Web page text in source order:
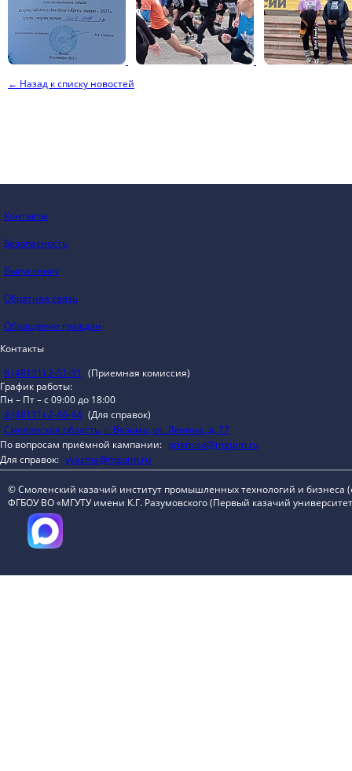
← Назад к списку новостей
Контакты
Безопасность
Выпускнику
Обратная связь
Обращение граждан
Контакты
8 (48131) 2-51-31 (Приемная комиссия)
График работы:
Пн – Пт – с 09:00 до 18:00
8 (48131) 2-46-44 (Для справок)
Смоленская область, г. Вязьма, ул. Ленина, д. 77
По вопросам приёмной кампании: priem.so@mgutm.ru
Для справок: vyazma@mgutm.ru
© Смоленский казачий институт промышленных технологий и бизнеса
ФГБОУ ВО «МГУТУ имени К.Г. Разумовского (Первый казачий